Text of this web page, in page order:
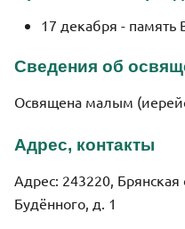
17 декабря -
Сведения об
Освящена малым
Адрес, контакты
Адрес: 243220, Брянская
Будённого, д. 1